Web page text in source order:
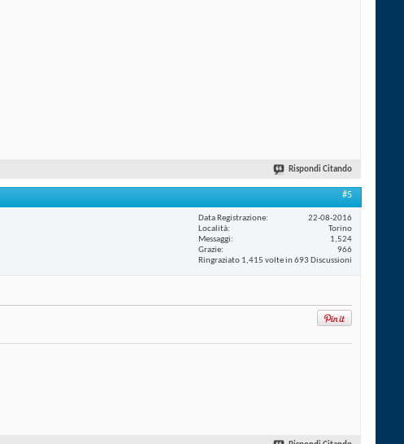
Rispondi Citando
#5
Data Registrazione
22-08-2016
Località
Torino
Messaggi
1,524
Grazie
966
Ringraziato 1,415 volte in 693 Discussioni